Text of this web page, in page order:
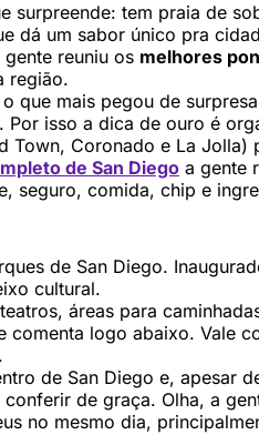
surpreende: tem praia de
dá um sabor único pra
reuniu os melhores
região.
que mais pegou de
Por isso a dica de ouro é
Town, Coronado e La
de San Diego a gente
seguro, comida, chip e
de San Diego.
cultural.
áreas para
comenta logo abaixo. Vale
.
de San Diego e, apesar
de graça. Olha, a
no mesmo dia,